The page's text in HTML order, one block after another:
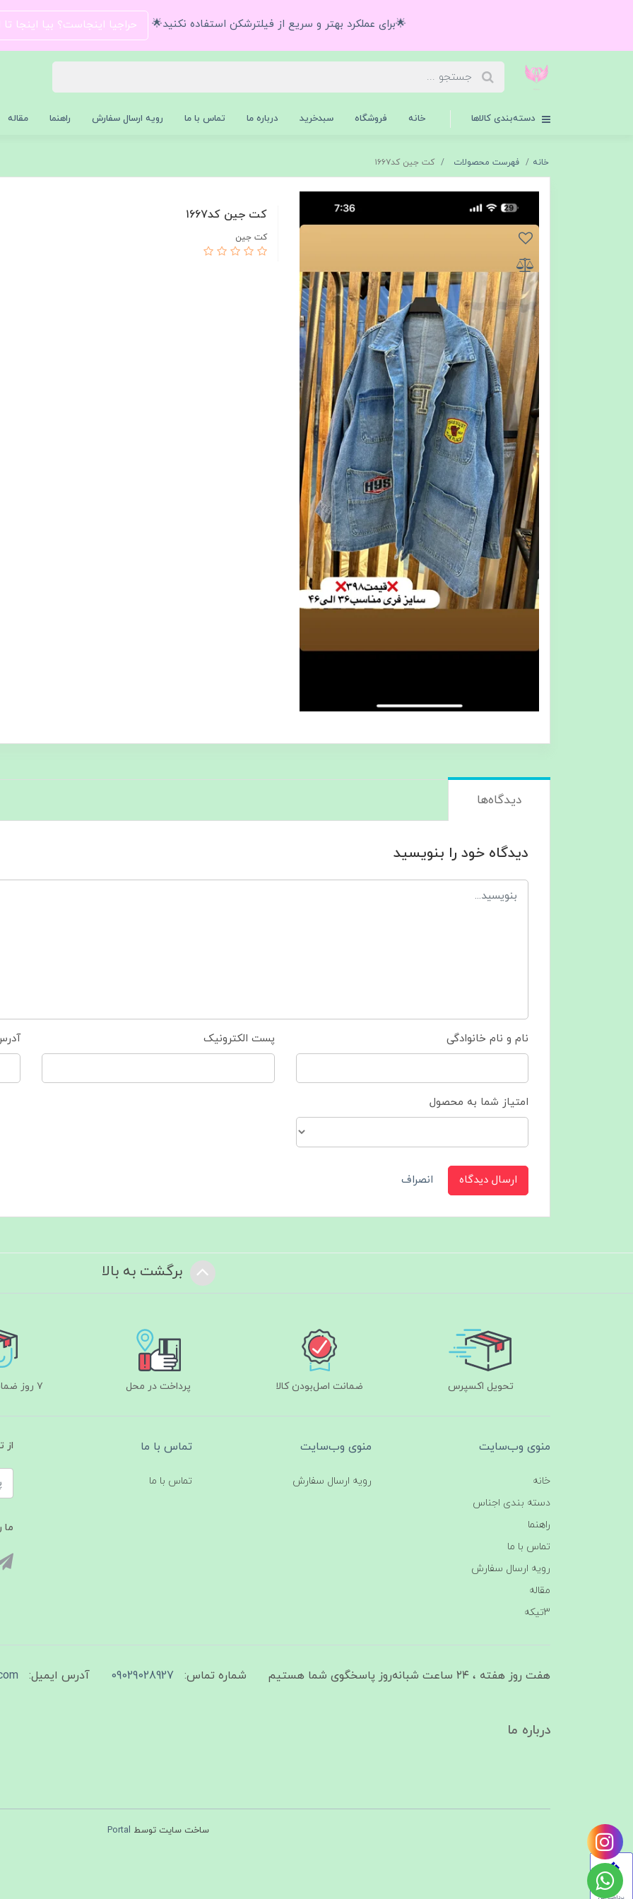
🌟برای عملکرد بهتر و سریع از فیلترشکن استفاده نکنید🌟 حراجیا اینجاست؟ بیا اینجا
دسته‌بندی کالاها خانه فروشگاه سبدخرید درباره ما تماس با ما رویه ارسال سفارش راهنما مقاله
خانه فهرست محصولات کت جین کد۱۶۶۷
کت جین کد۱۶۶۷
کت جین
دیدگاه‌ها
دیدگاه خود را بنویسید
نام و نام خانوادگی پست الکترونیک
امتیاز شما به محصول
ارسال دیدگاه انصراف
برگشت به بالا
تحویل اکسپرس ضمانت اصل‌بودن کالا پرداخت در محل ۷ روز ضمانت بازگشت
منوی وب‌سایت
خانه
دسته بندی اجناس
راهنما
تماس با ما
رویه ارسال سفارش
مقاله
3تیکه
منوی وب‌سایت
رویه ارسال سفارش
تماس با ما
تماس با ما
از
ما
هفت روز هفته ، ۲۴ ساعت شبانه‌روز پاسخگوی شما هستیم شماره تماس: 09029028927 آدرس ایمیل:
درباره ما
ساخت سایت توسط Portal